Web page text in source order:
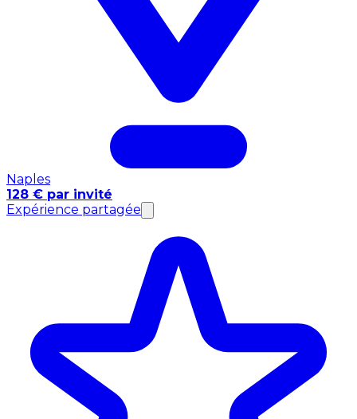
Naples
128 € par invité
Expérience partagée